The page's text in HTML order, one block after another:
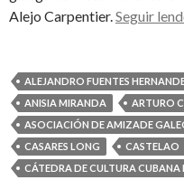
Alejo Carpentier.Seguir
ALEJANDRO FUENTES
ANISIA MIRANDA
ARTURO
ASOCIACIÓN DE AMIZADE
CASARES LONG
CASTELAO
CÁTEDRA DE CULTURA CUBANA